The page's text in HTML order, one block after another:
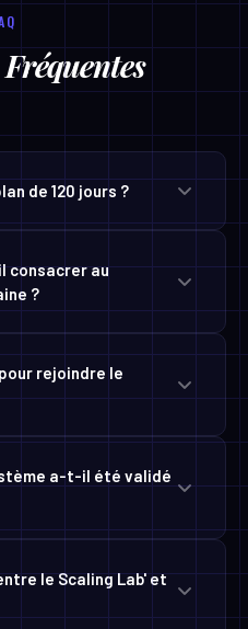
consacrer au
?
rejoindre le
a-t-il été validé
le Scaling Lab' et
il différent des
IA ?